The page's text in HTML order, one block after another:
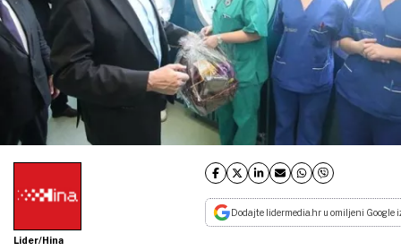
Lider/Hina
Dodajte lidermedia.hr u omiljeni Google